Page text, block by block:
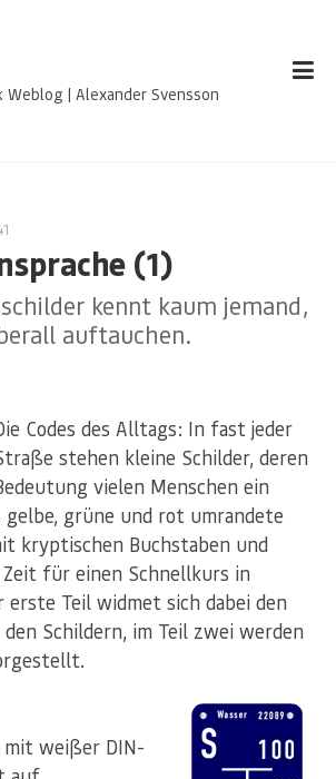
| Alexander Svensson
(1)
kennt kaum jemand,
auftauchen.
Codes des Alltags: In fast jeder
stehen kleine Schilder, deren
vielen Menschen ein
gelbe, grüne und rot umrandete
kryptischen Buchstaben und
Zeit für einen Schnellkurs in
erste Teil widmet sich dabei den
Schildern, im Teil zwei werden
mit weißer DIN-